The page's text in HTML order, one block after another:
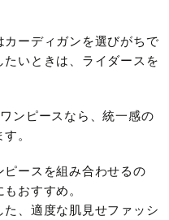
ーディガンを選びがちで
いときは、ライダースを
ンピースなら、統一感の
。
ースを組み合わせるの
おすすめ。
、適度な肌見せファッシ